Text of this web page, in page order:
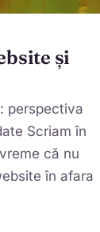
și
perspectiva
Scriam în
că nu
în afara